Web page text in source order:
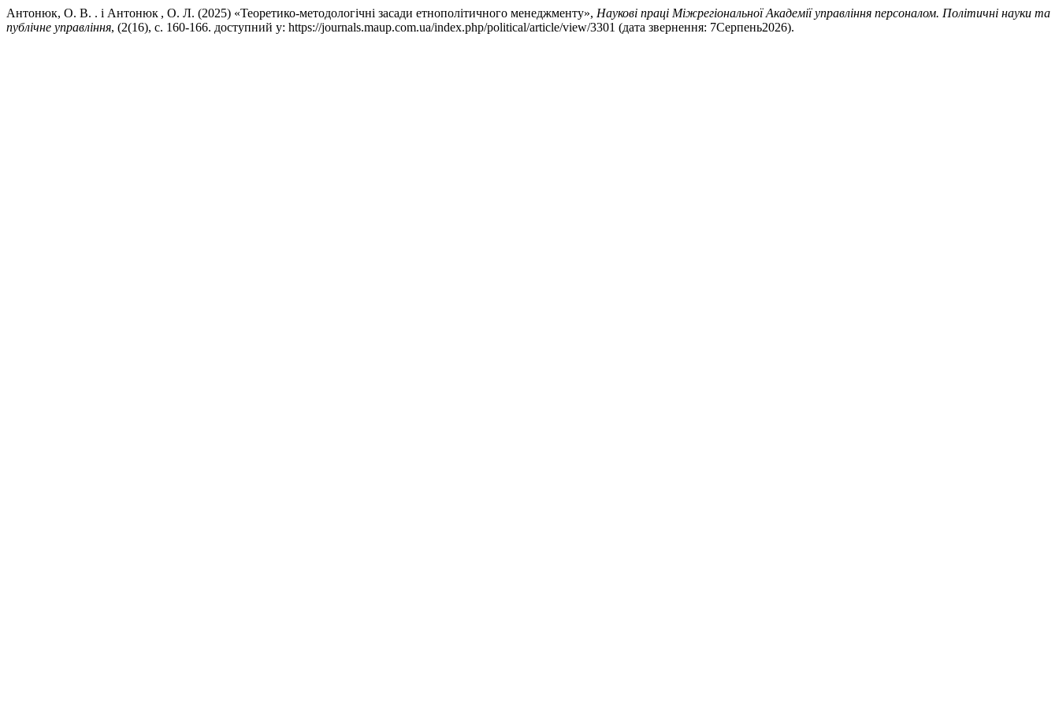
Антонюк, О. В. . і Антонюк , О. Л. (2025) «Теоретико-методологічні засади етнополітичного менеджменту», Наукові праці Міжрегіональної Академії управління персоналом. Політичні науки та
публічне управління, (2(16), с. 160-166. доступний у: https://journals.maup.com.ua/index.php/political/article/view/3301 (дата звернення: 7Серпень2026).